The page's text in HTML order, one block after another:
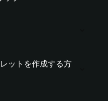
ットを作成する方